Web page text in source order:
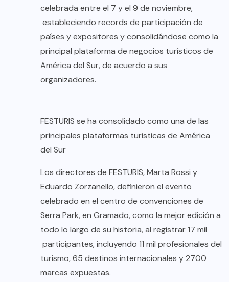
celebrada entre el 7 y el 9 de noviembre,
estableciendo records de participación de
países y expositores y consolidándose como la
principal plataforma de negocios turísticos de
América del Sur, de acuerdo a sus
organizadores.
FESTURIS se ha consolidado como una de las
principales plataformas turisticas de América
del Sur
Los directores de FESTURIS, Marta Rossi y
Eduardo Zorzanello, definieron el evento
celebrado en el centro de convenciones de
Serra Park, en Gramado, como la mejor edición a
todo lo largo de su historia, al registrar 17 mil
participantes, incluyendo 11 mil profesionales del
turismo, 65 destinos internacionales y 2700
marcas expuestas.